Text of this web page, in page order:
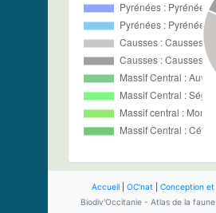
Accueil| OC'nat| Conception
Biodiv'Occitanie - Atlas de la